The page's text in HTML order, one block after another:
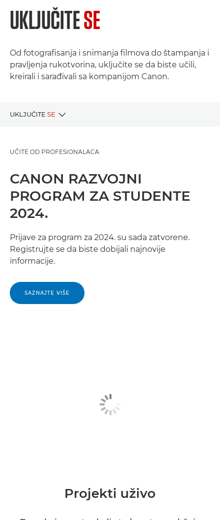
UKLJUČITESE
Od fotografisanja i snimanja filmova do štampanja i
pravljenja rukotvorina, uključite se da biste učili,
kreirali i sarađivali sa kompanijom Canon.
UKLJUČITE SE
UČITE OD PROFESIONALACA
CANON RAZVOJNI
PROGRAM ZA STUDENTE
2024.
Prijave za program za 2024. su sada zatvorene.
Registrujte se da biste dobijali najnovije
informacije.
SAZNAJTE VIŠE
Projekti uživo